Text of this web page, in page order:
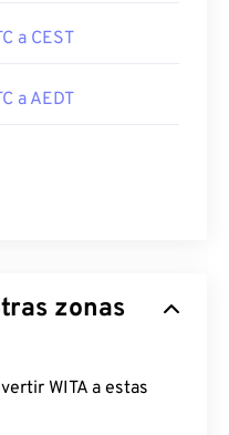
a CEST
a AEDT
zonas
WITA a estas